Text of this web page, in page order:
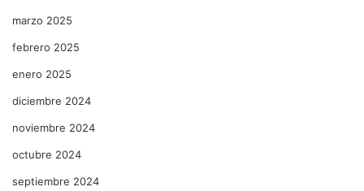
marzo 2025
febrero 2025
enero 2025
diciembre 2024
noviembre 2024
octubre 2024
septiembre 2024